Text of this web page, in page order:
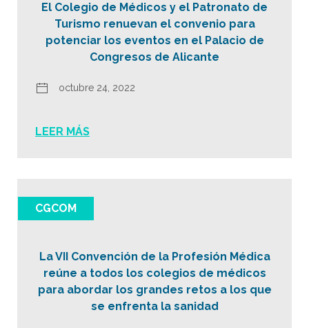
El Colegio de Médicos y el Patronato de
Turismo renuevan el convenio para
potenciar los eventos en el Palacio de
Congresos de Alicante
octubre 24, 2022
LEER MÁS
CGCOM
La VII Convención de la Profesión Médica
reúne a todos los colegios de médicos
para abordar los grandes retos a los que
se enfrenta la sanidad